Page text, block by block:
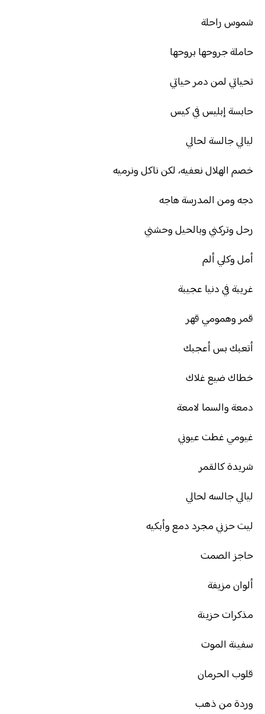
شموس راحلة
حاملة جروحها بروحها
تحياتي لمن دمر حياتي
حابسة إبليس في كيس
ليالي جالسة لحالي
خصم الهلال نعفيه، لكن ناكل ونرميه
دجه ومن المدرسة هاجه
رحل وتركني وبالحيل وحشني
أمل وكلي ألم
غريبة في دنيا عجيبة
قمر وهمومي قهر
أتعبك بس أعجبك
خطاك ضيع غلاك
دمعة والسما لامعة
غيومي غطت عيوني
شريدة كالقمر
ليالي جالسه لحالي
ليت حزني مجرد دمع وأبكيه
حاجز الصمت
ألوان مزيفة
مذكرات حزينة
سفينة الموت
قلوب الحرمان
وردة من ذهب